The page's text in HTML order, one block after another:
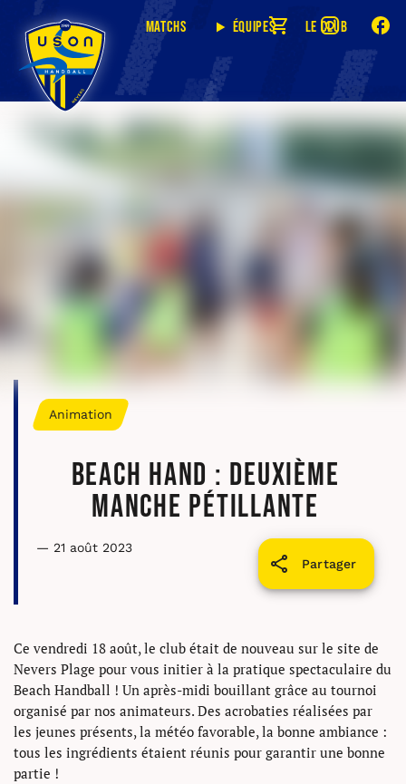
Matchs Équipes Le club
Animation
Beach Hand : deuxième
manche pétillante
Partager
— 21 août 2023
Ce vendredi 18 août, le club était de nouveau sur le site de
Nevers Plage pour vous initier à la pratique spectaculaire du
Beach Handball ! Un après-midi bouillant grâce au tournoi
organisé par nos animateurs. Des acrobaties réalisées par
les jeunes présents, la météo favorable, la bonne ambiance :
tous les ingrédients étaient réunis pour garantir une bonne
partie !